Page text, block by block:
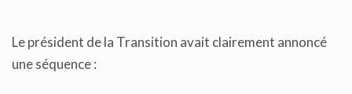
Le président de la Transition avait clairement annoncé
une séquence :